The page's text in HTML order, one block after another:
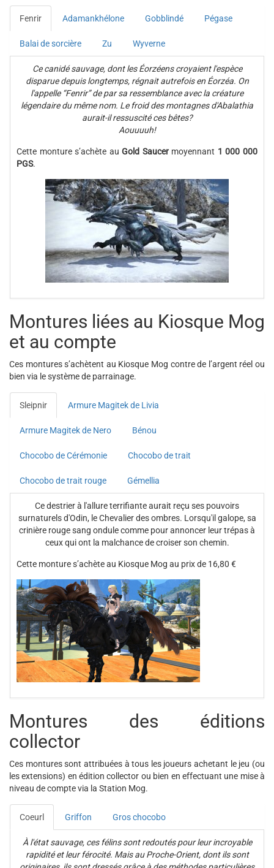
Fenrir Adamankhélone Gobblindé Pégase
Balai de sorcière Zu Wyverne
Ce canidé sauvage, dont les Éorzéens croyaient l'espèce
disparue depuis longtemps, régnait autrefois en Éorzéa. On
l'appelle “Fenrir” de par sa ressemblance avec la créature
légendaire du même nom. Le froid des montagnes d'Abalathia
aurait-il ressuscité ces bêtes?
Aouuuuh!
Cette monture s’achète auGold Saucermoyennant 1 000 000
PGS.
Montures liées au Kiosque Mog
et au compte
Ces montures s’achètent au Kiosque Mog contre de l’argent réel ou
bien via le système de parrainage.
Sleipnir Armure Magitek de Livia
Armure Magitek de Nero Bénou
Chocobo de Cérémonie Chocobo de trait
Chocobo de trait rouge Gémellia
Ce destrier à l'allure terrifiante aurait reçu ses pouvoirs
surnaturels d'Odin, le Chevalier des ombres. Lorsqu'il galope, sa
crinière rouge sang ondule comme pour annoncer leur trépas à
ceux qui ont la malchance de croiser son chemin.
Cette monture s’achète au Kiosque Mog au prix de 16,80 €
Montures des éditions
collector
Ces montures sont attribuées à tous les joueurs achetant le jeu (ou
les extensions) en édition collector ou bien en effectuant une mise à
niveau de compte via la Station Mog.
Coeurl Griffon Gros chocobo
À l'état sauvage, ces félins sont redoutés pour leur incroyable
rapidité et leur férocité. Mais au Proche-Orient, dont ils sont